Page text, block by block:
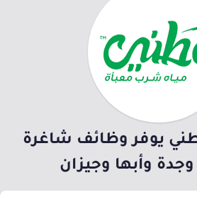
يوفر وظائف شاغرة
وأبها وجيزان